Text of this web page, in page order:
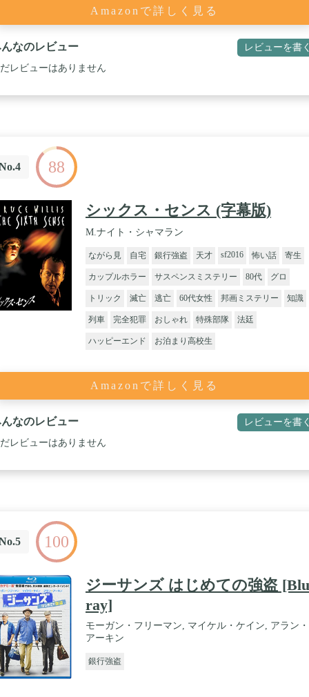
Amazonで詳しく見る
なのレビュー レビューを書
レビューはありません
88
シックス・センス (字幕版)
M.ナイト・シャマラン
ながら見 自宅 銀行強盗 天才 sf2016 怖い話 寄生
カップルホラー サスペンスミステリー 80代 グロ
トリック 滅亡 逃亡 60代女性 邦画ミステリー 知識
列車 完全犯罪 おしゃれ 特殊部隊 法廷
ハッピーエンド お泊まり高校生
Amazonで詳しく見る
なのレビュー レビューを書
レビューはありません
100
ジーサンズ はじめての強盗
ray]
モーガン・フリーマン, マイケル・ケイン, アラン・
アーキン
銀行強盗